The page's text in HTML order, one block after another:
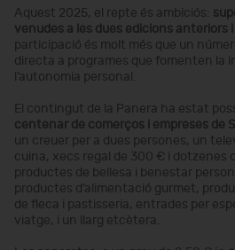
Aquest 2025, el repte és ambiciós:
venudes a les dues edicions anteriors
participació és molt més que un
directa a programes que fomenten la
l’autonomia personal.
El contingut de la Panera ha estat
centenar de comerços i empreses de
un creuer per a dues persones, un
cuina, xecs regal de 300 € i dotzenes
productes de bellesa i benestar
productes d’alimentació gurmet,
de fleca i pastisseria, entrades per
viatge, i un llarg etcètera.